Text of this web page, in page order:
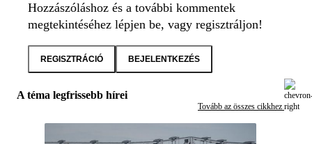
Hozzászóláshoz és a további kommentek
megtekintéséhez lépjen be, vagy regisztráljon!
REGISZTRÁCIÓ BEJELENTKEZÉS
A téma legfrissebb hírei
Tovább az összes cikkhez